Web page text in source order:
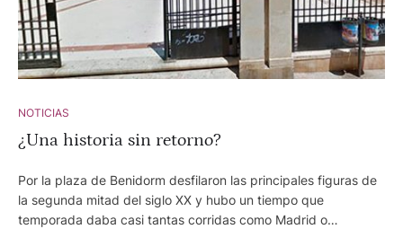
NOTICIAS
¿Una historia sin retorno?
Por la plaza de Benidorm desfilaron las principales figuras de
la segunda mitad del siglo XX y hubo un tiempo que
temporada daba casi tantas corridas como Madrid o